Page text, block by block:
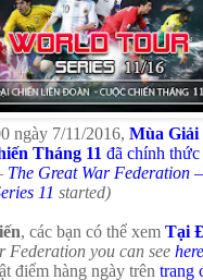
ngày 7/11/2016, Mùa
Tháng 11 đã chính thức
The Great War Federation
11 started)
, các bạn có thể xem Tại
Federation you can see here
điểm hàng ngày trên trang